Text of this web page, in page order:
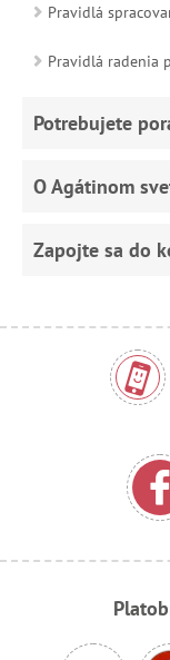
Pravidlá
Pravidlá radenia
Potrebujete
O Agátinom
Zapojte sa do